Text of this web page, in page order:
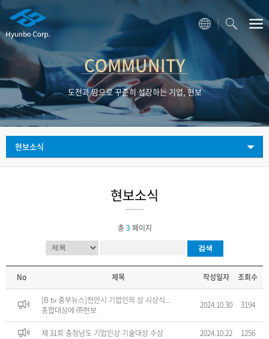
COMMUNITY
도전과 땀으로 꾸준히 성장하는 기업, 현보
현보소식
현보소식
총3 페이지
검색
No 제목 작성일자 조회수
[B tv 중부뉴스]천안시 기업인의 상 시상식...
종합대상에 ㈜현보
2024.10.30 3194
제 31회 충청남도 기업인상 기술대상 수상 2024.10.22 1256